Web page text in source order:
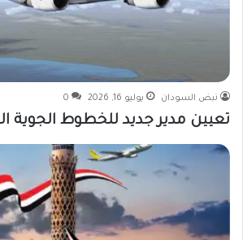
نبض السودان يوليو 16, 2026 0
تعيين مدير جديد للخطوط الجوية